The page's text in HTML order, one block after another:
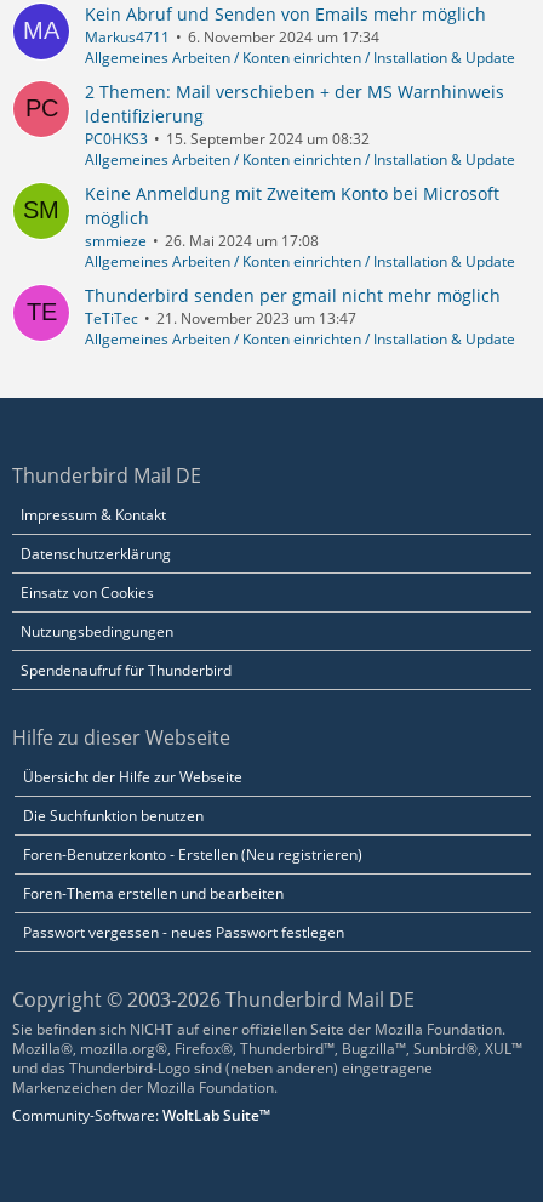
Kein Abruf und Senden von Emails mehr möglich
Markus4711
6. November 2024 um 17:34
Allgemeines Arbeiten / Konten einrichten / Installation & Update
2 Themen: Mail verschieben + der MS Warnhinweis
Identifizierung
PC0HKS3
15. September 2024 um 08:32
Allgemeines Arbeiten / Konten einrichten / Installation & Update
Keine Anmeldung mit Zweitem Konto bei Microsoft
möglich
smmieze
26. Mai 2024 um 17:08
Allgemeines Arbeiten / Konten einrichten / Installation & Update
Thunderbird senden per gmail nicht mehr möglich
TeTiTec
21. November 2023 um 13:47
Allgemeines Arbeiten / Konten einrichten / Installation & Update
Thunderbird Mail DE
Impressum & Kontakt
Datenschutzerklärung
Einsatz von Cookies
Nutzungsbedingungen
Spendenaufruf für Thunderbird
Hilfe zu dieser Webseite
Übersicht der Hilfe zur Webseite
Die Suchfunktion benutzen
Foren-Benutzerkonto - Erstellen (Neu registrieren)
Foren-Thema erstellen und bearbeiten
Passwort vergessen - neues Passwort festlegen
Copyright © 2003-2026 Thunderbird Mail DE
Sie befinden sich NICHT auf einer offiziellen Seite der Mozilla Foundation.
Mozilla®, mozilla.org®, Firefox®, Thunderbird™, Bugzilla™, Sunbird®, XUL™
und das Thunderbird-Logo sind (neben anderen) eingetragene
Markenzeichen der Mozilla Foundation.
Community-Software:WoltLab Suite™